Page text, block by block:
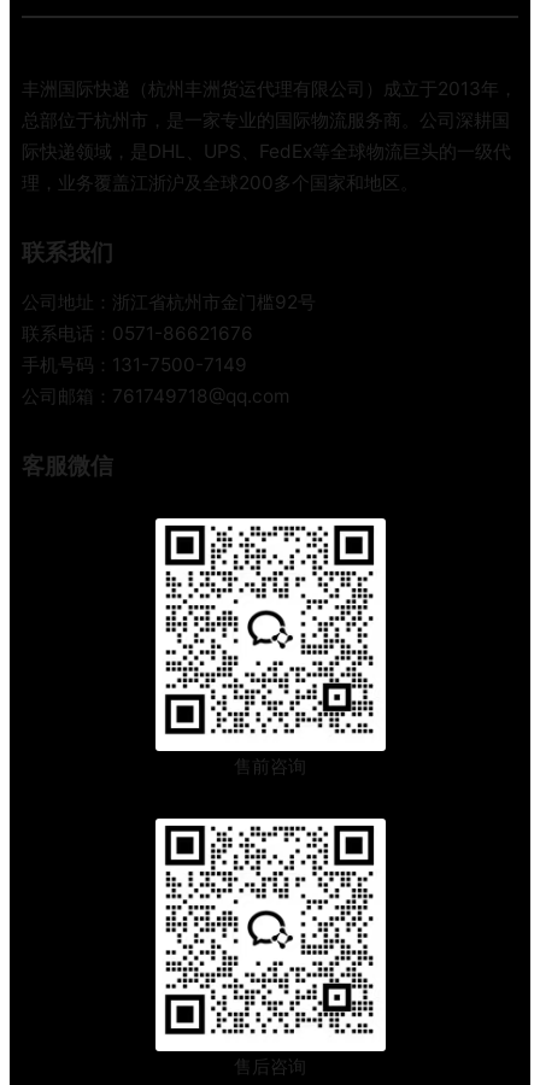
丰洲国际快递（杭州丰洲货运代理有限公司）成立于2013年，
总部位于杭州市，是一家专业的国际物流服务商。公司深耕国
际快递领域，是DHL、UPS、FedEx等全球物流巨头的一级代
理，业务覆盖江浙沪及全球200多个国家和地区。
联系我们
公司地址：浙江省杭州市金门槛92号
联系电话：0571-86621676
手机号码：131-7500-7149
公司邮箱：761749718@qq.com
客服微信
售前咨询
售后咨询